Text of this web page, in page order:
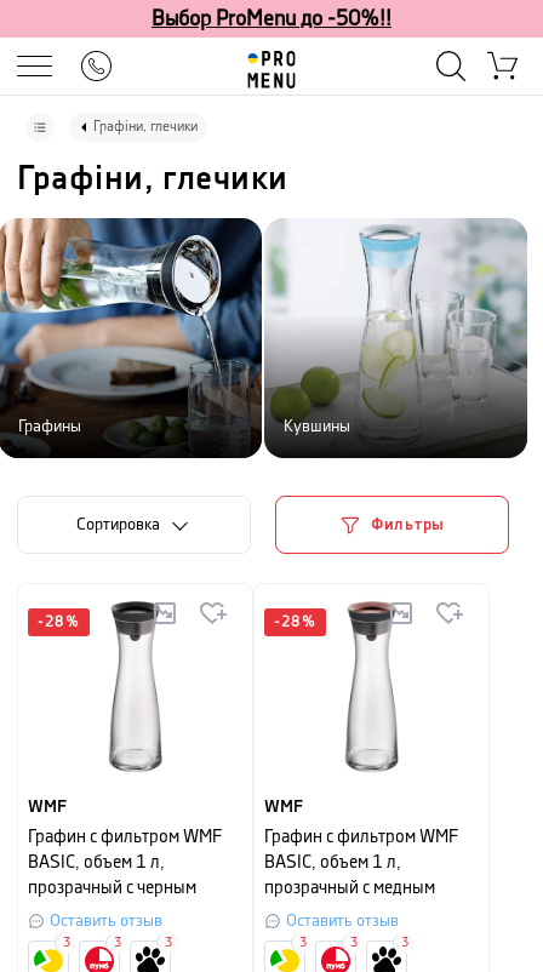
Выбор ProMenu до -50%!!
Графіни, глечики
Графіни, глечики
Графины Кувшины
Cортировка Фильтры
-28 %
WMF
Графин с фильтром WMF
BASIC, объем 1 л,
прозрачный с черным
Оставить отзыв
3 3 3
-28 %
WMF
Графин с фильтром WMF
BASIC, объем 1 л,
прозрачный с медным
Оставить отзыв
3 3 3